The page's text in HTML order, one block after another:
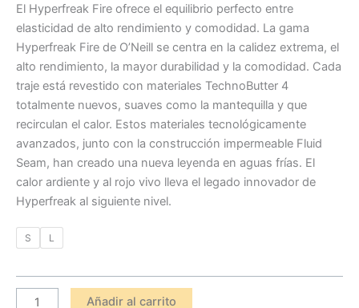
El Hyperfreak Fire ofrece el equilibrio perfecto entre
elasticidad de alto rendimiento y comodidad. La gama
Hyperfreak Fire de O’Neill se centra en la calidez extrema, el
alto rendimiento, la mayor durabilidad y la comodidad. Cada
traje está revestido con materiales TechnoButter 4
totalmente nuevos, suaves como la mantequilla y que
recirculan el calor. Estos materiales tecnológicamente
avanzados, junto con la construcción impermeable Fluid
Seam, han creado una nueva leyenda en aguas frías. El
calor ardiente y al rojo vivo lleva el legado innovador de
Hyperfreak al siguiente nivel.
S L
Añadir al carrito